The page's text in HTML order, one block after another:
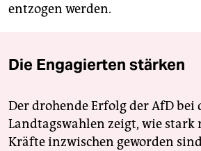
entzogen werden.
Die Engagierten stärken
Der drohende Erfolg der AfD bei
Landtagswahlen zeigt, wie stark
Kräfte inzwischen geworden